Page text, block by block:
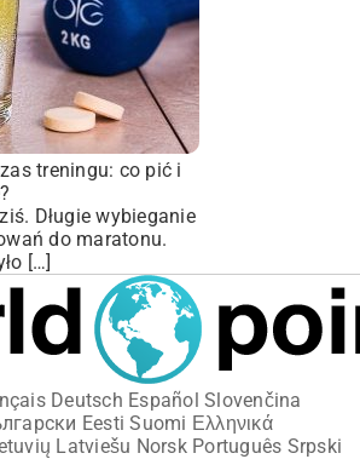
treningu: co pić i
Długie wybieganie
do maratonu.
[…]
Deutsch Español Slovenčina
Eesti Suomi Ελληνικά
Latviešu Norsk Português Srpski